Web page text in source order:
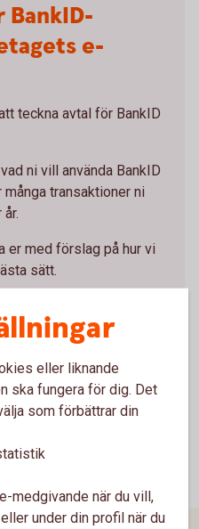
BankID-
e-
teckna avtal för BankID
ni vill använda BankID
transaktioner ni
er med förslag på hur vi
sätt.
eller liknande
ska fungera för dig. Det
som förbättrar din
medgivande när du vill,
under din profil när du